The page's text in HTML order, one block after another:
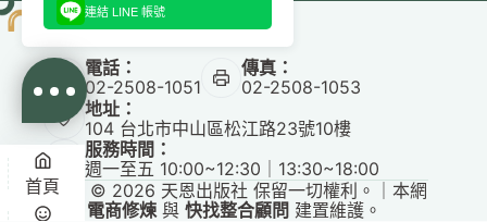
電話：
02-2508-1051
傳真：
02-2508-1053
地址：
104 台北市中山區松江路23號10樓
服務時間：
週一至五 10:00~12:30｜13:30~18:00
Copyright © 2026 天恩出版社 保留一切權利。｜本網
站由 電商修煉與快找整合顧問 建置維護。
首頁
連結 LINE 帳號